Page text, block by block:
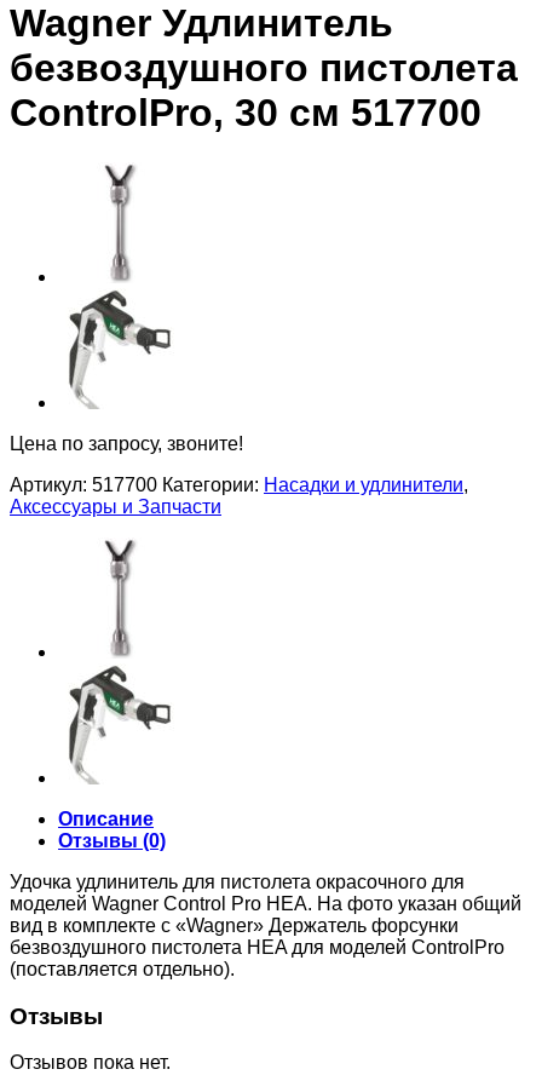
Wagner Удлинитель
безвоздушного пистолета
ControlPro, 30 см 517700
Цена по запросу, звоните!
Артикул: 517700 Категории: Насадки и удлинители,
Аксессуары и Запчасти
Описание
Отзывы (0)
Удочка удлинитель для пистолета окрасочного для
моделей Wagner Control Pro HEA. На фото указан общий
вид в комплекте с «Wagner» Держатель форсунки
безвоздушного пистолета HEA для моделей ControlPro
(поставляется отдельно).
Отзывы
Отзывов пока нет.